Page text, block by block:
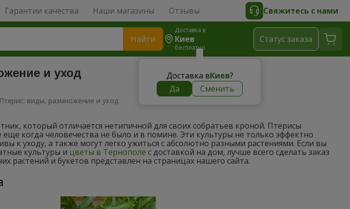
Гарантии качества Наши магазины Отзывы Свяжитесь с нами
Найти
Доставка в
Киев
бесплатно
Доставка вКиев?
Да
Сменить
Cтатус заказа
и уход
Птерис: виды, размножение и уход
который отличается нетипичной для своих собратьев кроной. Птерисы
когда человечества не было и в помине. Эти культуры не только эффектно
к уходу, а также могут легко ужиться с абсолютно разными растениями. Если вы
культуры и цветы в Тернополе с доставкой на дом, лучше всего сделать заказ
растений и букетов представлен на страницах нашего сайта.